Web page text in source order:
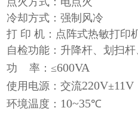
冷却方式：强制风冷
打 印 机：点阵式热敏打印
自检功能：升降杆、划扫
功 率：≤600VA
使用电源：交流220V±11V
环境温度： 10~35℃